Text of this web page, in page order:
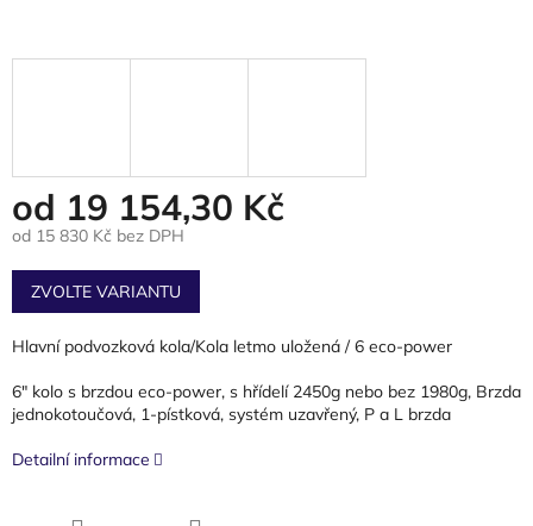
od 19 154,30 Kč
od 15 830 Kč bez DPH
Měrná
cena:
ZVOLTE VARIANTU
Hlavní podvozková kola/Kola letmo uložená / 6 eco-power
6" kolo s brzdou eco-power, s hřídelí 2450g nebo bez 1980g, Brzda
jednokotoučová, 1-pístková, systém uzavřený, P a L brzda
Detailní informace